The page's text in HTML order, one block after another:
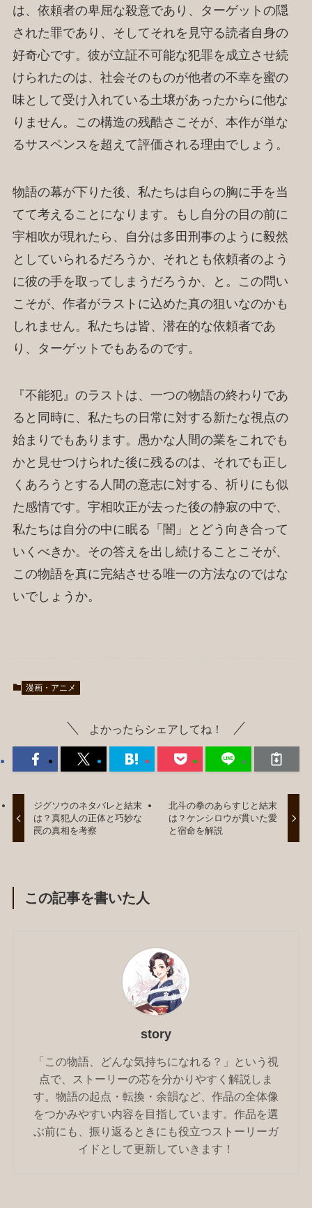
は、依頼者の卑屈な殺意であり、ターゲットの隠
された罪であり、そしてそれを見守る読者自身の
好奇心です。彼が立証不可能な犯罪を成立させ続
けられたのは、社会そのものが他者の不幸を蜜の
味として受け入れている土壌があったからに他な
りません。この構造の残酷さこそが、本作が単な
るサスペンスを超えて評価される理由でしょう。
物語の幕が下りた後、私たちは自らの胸に手を当
てて考えることになります。もし自分の目の前に
宇相吹が現れたら、自分は多田刑事のように毅然
としていられるだろうか、それとも依頼者のよう
に彼の手を取ってしまうだろうか、と。この問い
こそが、作者がラストに込めた真の狙いなのかも
しれません。私たちは皆、潜在的な依頼者であ
り、ターゲットでもあるのです。
『不能犯』のラストは、一つの物語の終わりであ
ると同時に、私たちの日常に対する新たな視点の
始まりでもあります。愚かな人間の業をこれでも
かと見せつけられた後に残るのは、それでも正し
くあろうとする人間の意志に対する、祈りにも似
た感情です。宇相吹正が去った後の静寂の中で、
私たちは自分の中に眠る「闇」とどう向き合って
いくべきか。その答えを出し続けることこそが、
この物語を真に完結させる唯一の方法なのではな
いでしょうか。
漫画・アニメ
よかったらシェアしてね！
ジグソウのネタバレと結末
は？真犯人の正体と巧妙な
罠の真相を考察
北斗の拳のあらすじと結末
は？ケンシロウが貫いた愛
と宿命を解説
この記事を書いた人
story
「この物語、どんな気持ちになれる？」という視
点で、ストーリーの芯を分かりやすく解説しま
す。物語の起点・転換・余韻など、作品の全体像
をつかみやすい内容を目指しています。作品を選
ぶ前にも、振り返るときにも役立つストーリーガ
イドとして更新していきます！